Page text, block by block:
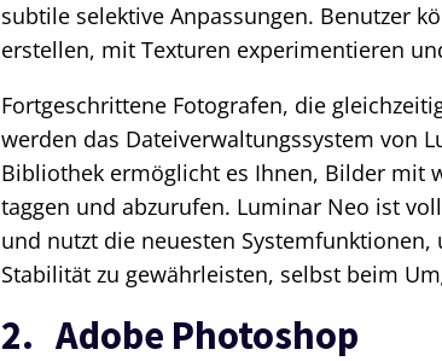
subtile selektive Anpassungen. Benutzer
erstellen, mit Texturen experimentieren
Fortgeschrittene Fotografen, die
werden das Dateiverwaltungssystem von
Bibliothek ermöglicht es Ihnen, Bilder mit
taggen und abzurufen. Luminar Neo ist
und nutzt die neuesten
Stabilität zu gewährleisten, selbst beim
2. Adobe Photoshop